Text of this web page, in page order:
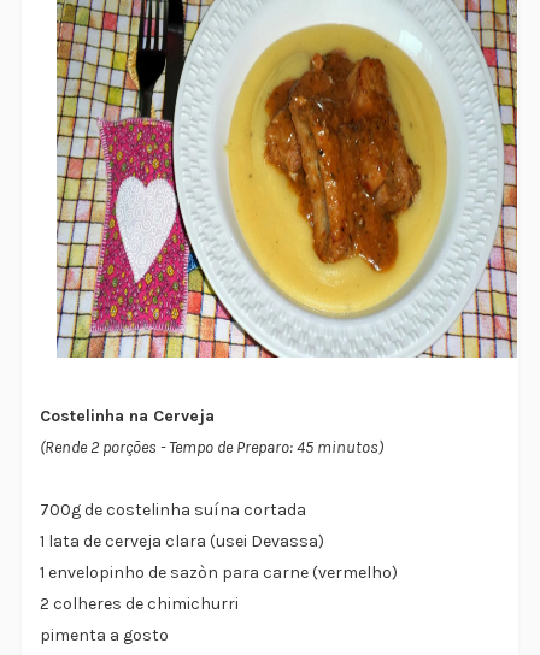
Costelinha na Cerveja
(Rende 2 porções - Tempo de Preparo: 45 minutos)
700g de costelinha suína cortada
1 lata de cerveja clara (usei Devassa)
1 envelopinho de sazòn para carne (vermelho)
2 colheres de chimichurri
pimenta a gosto